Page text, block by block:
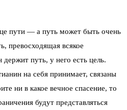
пути — а путь может быть очень
превосходящая всякое
путь, у него есть цель.
на себя принимает, связаны
ни в какое вечное спасение, то
будут представляться